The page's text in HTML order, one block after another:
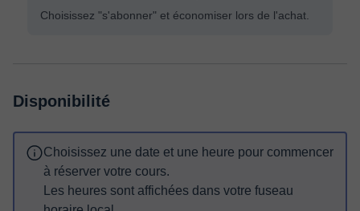
Choisissez "s'abonner" et économiser lors de l'achat.
Disponibilité
Choisissez une date et une heure pour commencer
à réserver votre cours.
Les heures sont affichées dans votre fuseau